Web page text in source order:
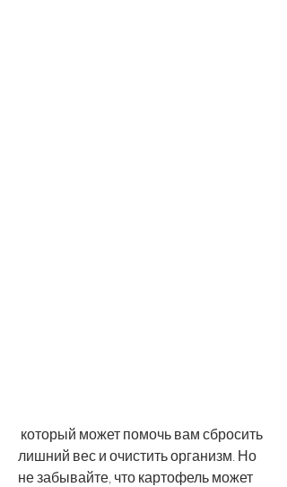
лишний вес и очистить организм. Но
не забывайте, что картофель может